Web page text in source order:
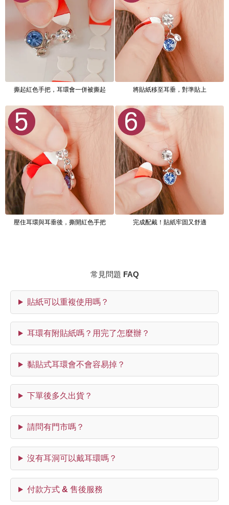
撕起紅色手把，耳環會一併被撕起 將貼紙移至耳垂，對準貼上
壓住耳環與耳垂後，撕開紅色手把 完成配戴！貼紙牢固又舒適
常見問題 FAQ
貼紙可以重複使用嗎？
耳環有附貼紙嗎？用完了怎麼辦？
黏貼式耳環會不會容易掉？
下單後多久出貨？
請問有門市嗎？
沒有耳洞可以戴耳環嗎？
付款方式 & 售後服務